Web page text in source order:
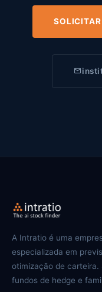
A Intratio é uma
especializada em
otimização de carteira.
fundos de hedge e